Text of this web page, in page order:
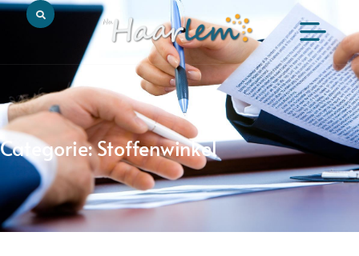
Categorie: Stoffenwinkel